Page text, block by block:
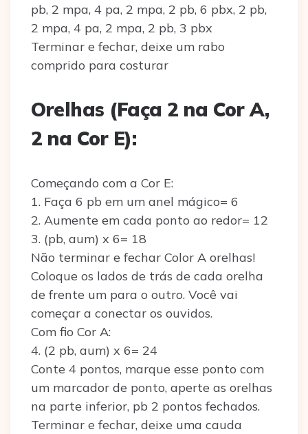
pb, 2 mpa, 4 pa, 2 mpa, 2 pb, 6 pbx, 2 pb,
2 mpa, 4 pa, 2 mpa, 2 pb, 3 pbx
Terminar e fechar, deixe um rabo
comprido para costurar
Orelhas (Faça 2 na Cor A,
2 na Cor E):
Começando com a Cor E:
1. Faça 6 pb em um anel mágico= 6
2. Aumente em cada ponto ao redor= 12
3. (pb, aum) x 6= 18
Não terminar e fechar Color A orelhas!
Coloque os lados de trás de cada orelha
de frente um para o outro. Você vai
começar a conectar os ouvidos.
Com fio Cor A:
4. (2 pb, aum) x 6= 24
Conte 4 pontos, marque esse ponto com
um marcador de ponto, aperte as orelhas
na parte inferior, pb 2 pontos fechados.
Terminar e fechar, deixe uma cauda